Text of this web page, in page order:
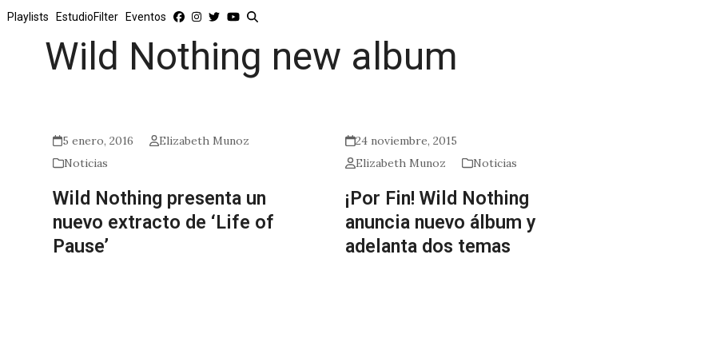
Playlists EstudioFilter Eventos
Wild Nothing new album
5 enero, 2016
Elizabeth Munoz
Noticias
Wild Nothing presenta un
nuevo extracto de ‘Life of
Pause’
24 noviembre, 2015
Elizabeth Munoz
Noticias
¡Por Fin! Wild Nothing
anuncia nuevo álbum y
adelanta dos temas